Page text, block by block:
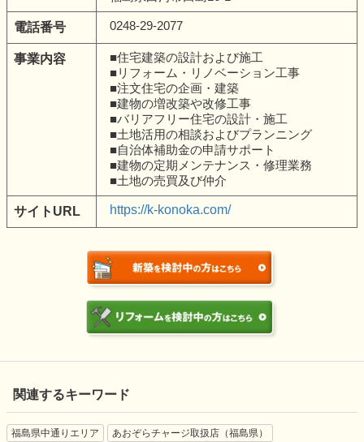
電話番号 0248-29-2077
事業内容
■住宅建築の設計および施工
■リフォーム・リノベーション工事
■注文住宅の企画・建築
■建物の増改築や改修工事
■バリアフリー住宅の設計・施工
■土地活用の相談およびプランニング
■自治体補助金の申請サポート
■建物の定期メンテナンス・修理業務
■土地の売買及び仲介
サイトURL https://k-konoka.com/
関連するキーワード
福島県中通りエリア
あおぞらチャージ取扱店（福島県）